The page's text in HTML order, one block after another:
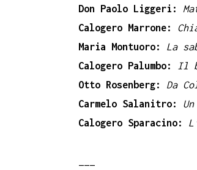
Don Paolo Liggeri:
Calogero Marrone:
Maria Montuoro:
La
Calogero Palumbo:
Il
Otto Rosenberg: Da
Carmelo Salanitro:
Calogero Sparacino: